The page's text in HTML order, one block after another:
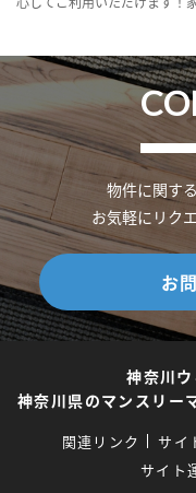
物件に関す
お気軽にリク
お
神奈川
神奈川県のマンスリー
関連リンク サイ
サイト